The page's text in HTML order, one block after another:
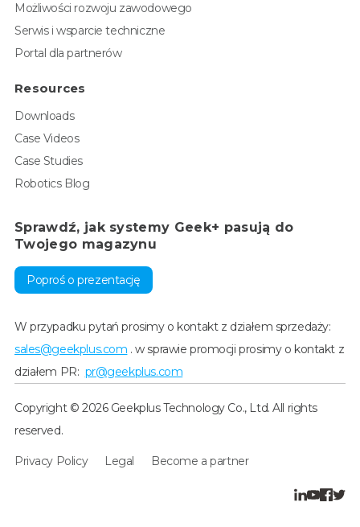
Możliwości rozwoju zawodowego
Serwis i wsparcie techniczne
Portal dla partnerów
Resources
Downloads
Case Videos
Case Studies
Robotics Blog
Sprawdź, jak systemy Geek+ pasują do
Twojego magazynu
Poproś o prezentację
W przypadku pytań prosimy o kontakt z działem sprzedaży:
sales@geekplus.com . w sprawie promocji prosimy o kontakt z
działem PR: pr@geekplus.com
Copyright © 2026 Geekplus Technology Co., Ltd. All rights
reserved.
Privacy Policy Legal Become a partner